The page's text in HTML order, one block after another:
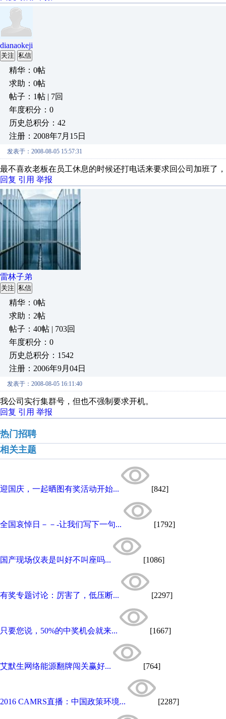
dianaokeji
关注 私信
精华：0帖
求助：0帖
帖子：1帖 | 7回
年度积分：0
历史总积分：42
注册：2008年7月15日
发表于：2008-08-05 15:57:31
最不喜欢老板在员工休息的时候还打电话来要求回公司加班了
回复 引用 举报
雷林子弟
关注 私信
精华：0帖
求助：2帖
帖子：40帖 | 703回
年度积分：0
历史总积分：1542
注册：2006年9月04日
发表于：2008-08-05 16:11:40
我公司实行集群号，但也不强制要求开机。
回复 引用 举报
热门招聘
相关主题
迎国庆，一起晒图有奖活动开始... [842]
全国哀悼日－－-让我们写下一句... [1792]
国产现场仪表是叫好不叫座吗... [1086]
有奖专题讨论：厉害了，低压断... [2297]
只要您说，50%的中奖机会就来... [1667]
艾默生网络能源翻牌闯关赢好... [764]
2016 CAMRS直播：中国政策环境... [2287]